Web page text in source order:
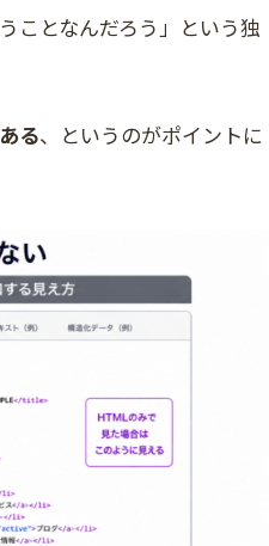
ことなんだろう」という独
る、というのがポイントに